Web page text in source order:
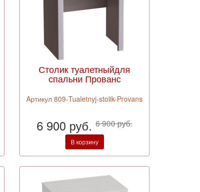
Столик туалетныйдля
спальни Прованс
Aртикул 809-Tualetnyj-stolik-Provans
6 900 руб.6 900 руб.
В корзину